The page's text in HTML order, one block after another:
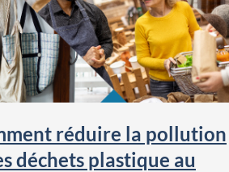
réduire la pollution
déchets plastique au